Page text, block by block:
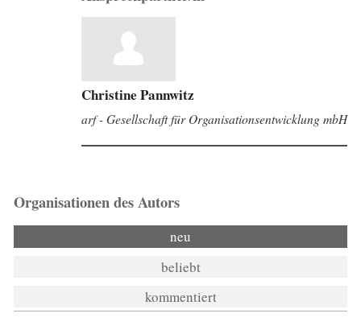
Christine Pannwitz
arf - Gesellschaft für Organisationsentwicklung mbH
Organisationen des Autors
neu
beliebt
kommentiert